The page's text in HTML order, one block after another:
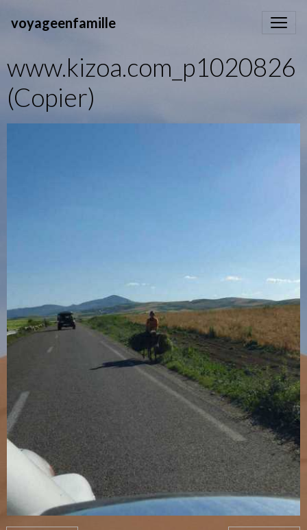
voyageenfamille
www.kizoa.com_p1020826
(Copier)